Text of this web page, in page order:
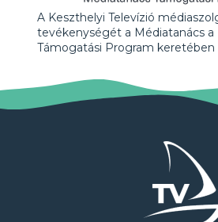
A Keszthelyi Televízió
tevékenységét a Médiatanács a
Támogatási Program